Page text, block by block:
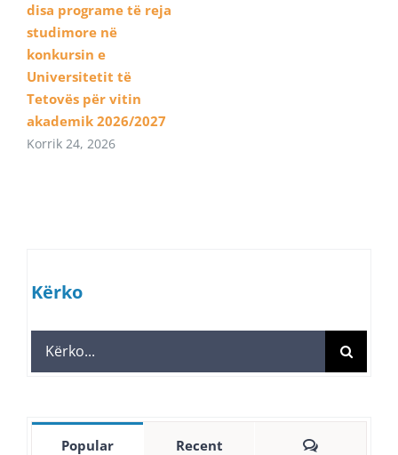
disa programe të reja
studimore në
konkursin e
Universitetit të
Tetovës për vitin
akademik 2026/2027
Korrik 24, 2026
Kërko
Search
for:
Popular Recent Comments